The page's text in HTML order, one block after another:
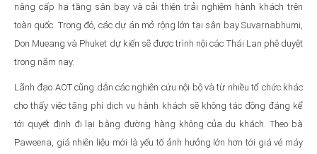
nâng cấp hạ tầng sân bay và cải thiện trải nghiệm hành khách trên
toàn quốc. Trong đó, các dự án mở rộng lớn tại sân bay Suvarnabhumi,
Don Mueang và Phuket dự kiến sẽ được trình nội các Thái Lan phê duyệt
trong năm nay.
Lãnh đạo AOT cũng dẫn các nghiên cứu nội bộ và từ nhiều tổ chức khác
cho thấy việc tăng phí dịch vụ hành khách sẽ không tác động đáng kể
tới quyết định đi lại bằng đường hàng không của du khách. Theo bà
Paweena, giá nhiên liệu mới là yếu tố ảnh hưởng lớn hơn tới giá vé máy